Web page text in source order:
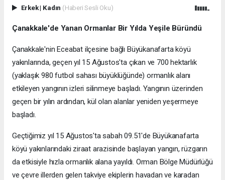
Erkek| Kadın (Haberi Sesli Oku)
Çanakkale'de Yanan Ormanlar Bir Yılda Yeşile Büründü
Çanakkale'nin Eceabat ilçesine bağlı Büyükanafarta köyü
yakınlarında, geçen yıl 15 Ağustos'ta çıkan ve 700 hektarlık
(yaklaşık 980 futbol sahası büyüklüğünde) ormanlık alanı
etkileyen yangının izleri silinmeye başladı. Yangının üzerinden
geçen bir yılın ardından, kül olan alanlar yeniden yeşermeye
başladı.
Geçtiğimiz yıl 15 Ağustos'ta sabah 09.51'de Büyükanafarta
köyü yakınlarındaki ziraat arazisinde başlayan yangın, rüzgarın
da etkisiyle hızla ormanlık alana yayıldı. Orman Bölge Müdürlüğü
ve çevre illerden gelen takviye ekiplerin havadan ve karadan